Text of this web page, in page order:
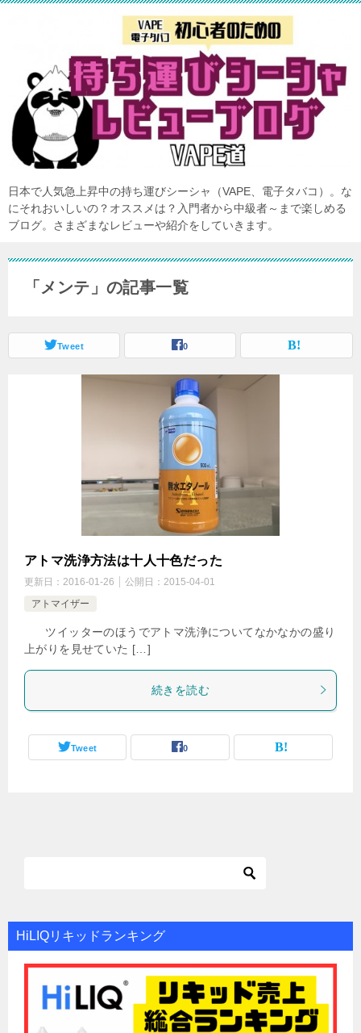
日本で人気急上昇中の持ち運びシーシャ（VAPE、電子タバコ）。な
にそれおいしいの？オススメは？入門者から中級者～まで楽しめる
ブログ。さまざまなレビューや紹介をしていきます。
「メンテ」の記事一覧
Tweet 0
アトマ洗浄方法は十人十色だった
更新日： 2016-01-26 公開日： 2015-04-01
アトマイザー
ツイッターのほうでアトマ洗浄についてなかなかの盛り
上がりを見せていた […]
続きを読む
Tweet 0
HiLIQリキッドランキング